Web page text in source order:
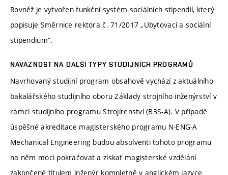
Rovněž je vytvořen funkční systém sociálních stipendií, který
popisuje Směrnice rektora č. 71/2017 „Ubytovací a sociální
stipendium“.
NÁVAZNOST NA DALŠÍ TYPY STUDIJNÍCH PROGRAMŮ
Navrhovaný studijní program obsahově vychází z aktuálního
bakalářského studijního oboru Základy strojního inženýrství v
rámci studijního programu Strojírenství (B3S-A). V případě
úspěšné akreditace magisterského programu N-ENG-A
Mechanical Engineering budou absolventi tohoto programu
na něm moci pokračovat a získat magisterské vzdělání
zakončené titulem inženýr kompletně v anglickém jazyce.